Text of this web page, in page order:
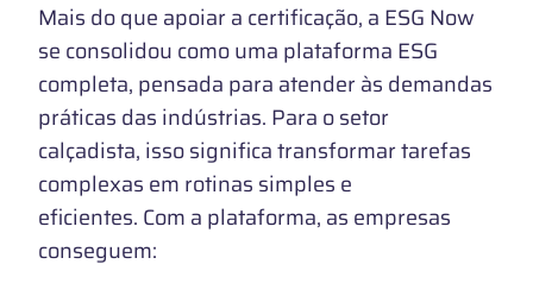
Mais do que apoiar a certificação, a ESG Now
se consolidou como uma plataforma ESG
completa, pensada para atender às demandas
práticas das indústrias. Para o setor
calçadista, isso significa transformar tarefas
complexas em rotinas simples e
eficientes. Com a plataforma, as empresas
conseguem: